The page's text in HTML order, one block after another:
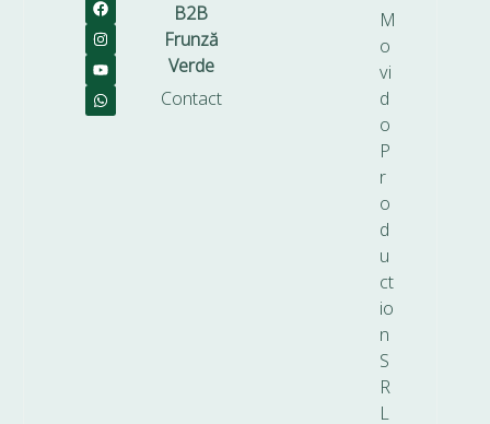
B2B
Frunză
Verde
Contact
M
o
vi
d
o
P
r
o
d
u
ct
io
n
S
R
L